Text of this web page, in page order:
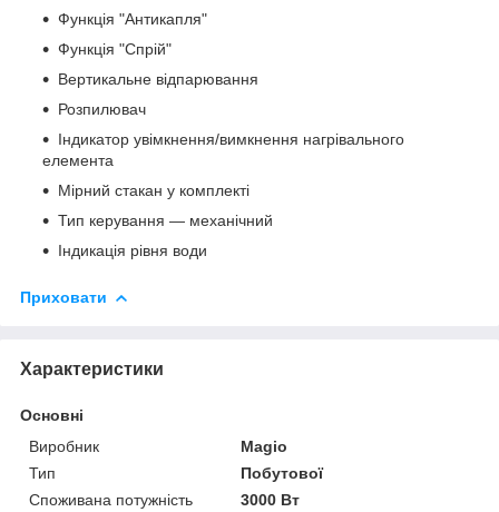
Функція "Антикапля"
Функція "Спрій"
Вертикальне відпарювання
Розпилювач
Індикатор увімкнення/вимкнення нагрівального
елемента
Мірний стакан у комплекті
Тип керування — механічний
Індикація рівня води
Приховати
Характеристики
Основні
Виробник
Magio
Тип
Побутової
Споживана потужність
3000 Вт